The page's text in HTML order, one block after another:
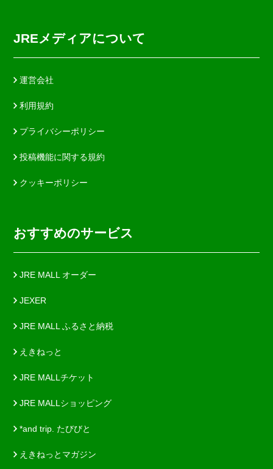
JREメディアについて
運営会社
利用規約
プライバシーポリシー
投稿機能に関する規約
クッキーポリシー
おすすめのサービス
JRE MALL オーダー
JEXER
JRE MALL ふるさと納税
えきねっと
JRE MALLチケット
JRE MALLショッピング
*and trip. たびびと
えきねっとマガジン